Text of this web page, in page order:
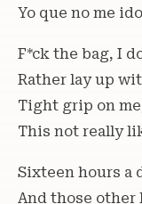
Yo que no me
F*ck the bag, I
Rather lay up
Tight grip on
This not really
Sixteen hours a
And those other